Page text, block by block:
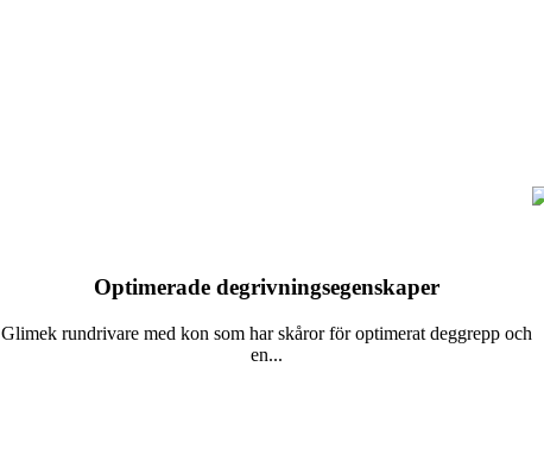
Optimerade degrivningsegenskaper
Glimek rundrivare med kon som har skåror för optimerat deggrepp och
en...